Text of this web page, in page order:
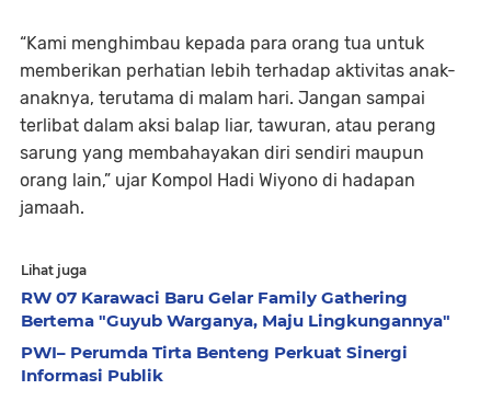
“Kami menghimbau kepada para orang tua untuk
memberikan perhatian lebih terhadap aktivitas anak-
anaknya, terutama di malam hari. Jangan sampai
terlibat dalam aksi balap liar, tawuran, atau perang
sarung yang membahayakan diri sendiri maupun
orang lain,” ujar Kompol Hadi Wiyono di hadapan
jamaah.
Lihat juga
RW 07 Karawaci Baru Gelar Family Gathering
Bertema "Guyub Warganya, Maju Lingkungannya"
PWI– Perumda Tirta Benteng Perkuat Sinergi
Informasi Publik